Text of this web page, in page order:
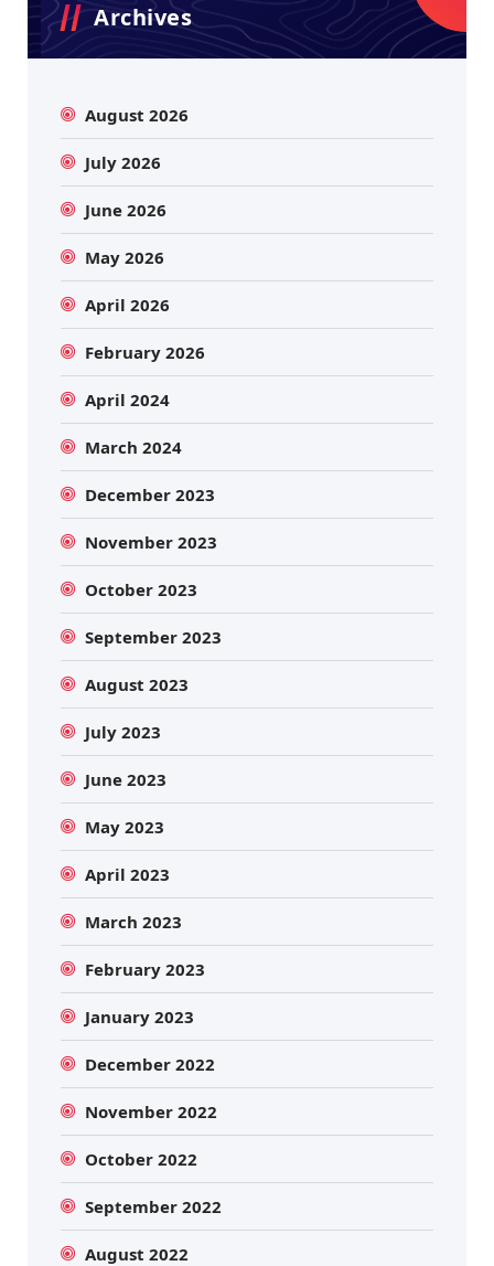
Archives
August 2026
July 2026
June 2026
May 2026
April 2026
February 2026
April 2024
March 2024
December 2023
November 2023
October 2023
September 2023
August 2023
July 2023
June 2023
May 2023
April 2023
March 2023
February 2023
January 2023
December 2022
November 2022
October 2022
September 2022
August 2022